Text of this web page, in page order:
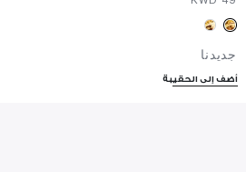
جديدنا
أضف إلى الحقيبة